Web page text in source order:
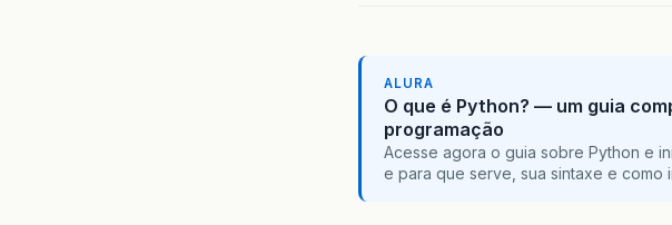
ALURA
O que é Python? — um guia
programação
Acesse agora o guia sobre Python e
e para que serve, sua sintaxe e como